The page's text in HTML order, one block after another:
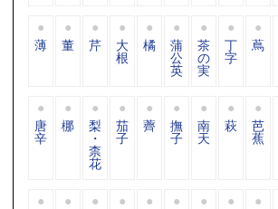
薄 董 芹 大
根
橘 蒲
公
英
茶
の
実
丁
字
蔦
唐
辛
梛 梨
・
柰
花
茄
子
薺 撫
子
南
天
萩 芭
蕉